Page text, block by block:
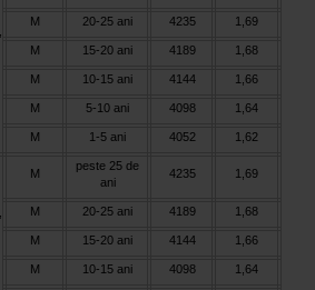
M 20-25 ani 4235 1,69
M 15-20 ani 4189 1,68
M 10-15 ani 4144 1,66
M 5-10 ani 4098 1,64
M 1-5 ani 4052 1,62
M
peste 25 de
ani
4235 1,69
M 20-25 ani 4189 1,68
M 15-20 ani 4144 1,66
M 10-15 ani 4098 1,64